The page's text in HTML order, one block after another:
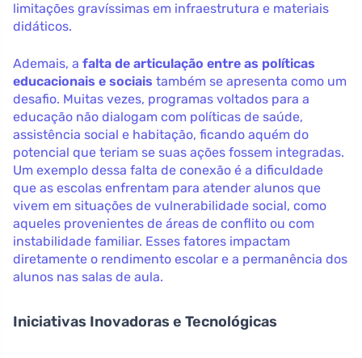
limitações gravíssimas em infraestrutura e materiais
didáticos.
Ademais, a falta de articulação entre as políticas
educacionais e sociais também se apresenta como um
desafio. Muitas vezes, programas voltados para a
educação não dialogam com políticas de saúde,
assistência social e habitação, ficando aquém do
potencial que teriam se suas ações fossem integradas.
Um exemplo dessa falta de conexão é a dificuldade
que as escolas enfrentam para atender alunos que
vivem em situações de vulnerabilidade social, como
aqueles provenientes de áreas de conflito ou com
instabilidade familiar. Esses fatores impactam
diretamente o rendimento escolar e a permanência dos
alunos nas salas de aula.
Iniciativas Inovadoras e Tecnológicas